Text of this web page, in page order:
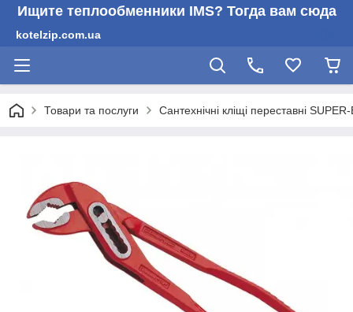
Ищите теплообменники IMS? Тогда вам сюда
kotelzip.com.ua
Товари та послуги Сантехнічні кліщі переставні